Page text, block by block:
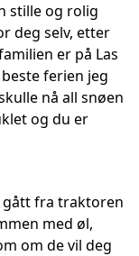
stille og rolig
deg selv, etter
er på Las
ferien jeg
nå all snøen
og du er
gått fra traktoren
med øl,
om de vil deg